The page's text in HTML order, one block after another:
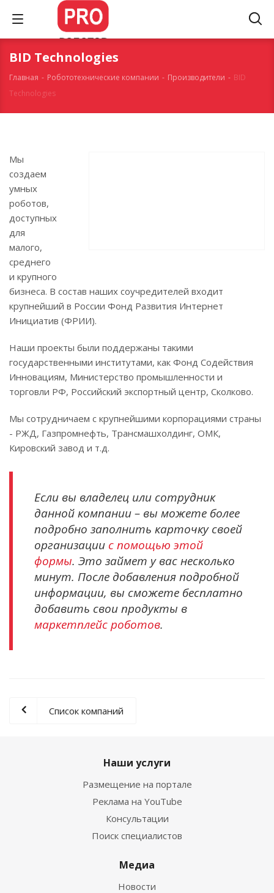
BID Technologies
Главная - Робототехнические компании - Производители - BID
Technologies
Мы
создаем
умных
роботов,
доступных
для
малого,
среднего
и крупного
бизнеса. В состав наших соучредителей входит
крупнейший в России Фонд Развития Интернет
Инициатив (ФРИИ).
Наши проекты были поддержаны такими
государственными институтами, как Фонд Содействия
Инновациям, Министерство промышленности и
торговли РФ, Российский экспортный центр, Сколково.
Мы сотрудничаем с крупнейшими корпорациями страны
- РЖД, Газпромнефть, Трансмашхолдинг, ОМК,
Кировский завод и т.д.
Если вы владелец или сотрудник
данной компании – вы можете более
подробно заполнить карточку своей
организации с помощью этой
формы. Это займет у вас несколько
минут. После добавления подробной
информации, вы сможете бесплатно
добавить свои продукты в
маркетплейс роботов.
Список компаний
Наши услуги
Размещение на портале
Реклама на YouTube
Консультации
Поиск специалистов
Медиа
Новости